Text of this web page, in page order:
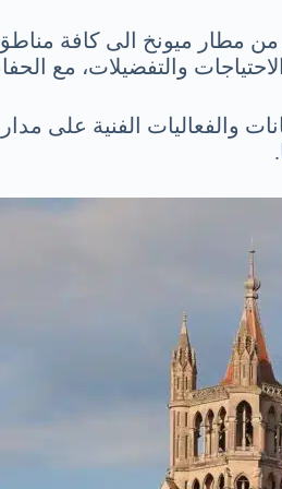
مطار ميونخ الى كافة
والتفضيلات، مع
والفعاليات الفنية على